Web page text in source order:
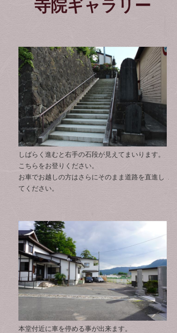
寺院ギャラリー
しばらく進むと右手の石段が見えてまいります。
こちらをお登りください。
お車でお越しの方はさらにそのまま道路を直進し
てください。
本堂付近に車を停める事が出来ます。